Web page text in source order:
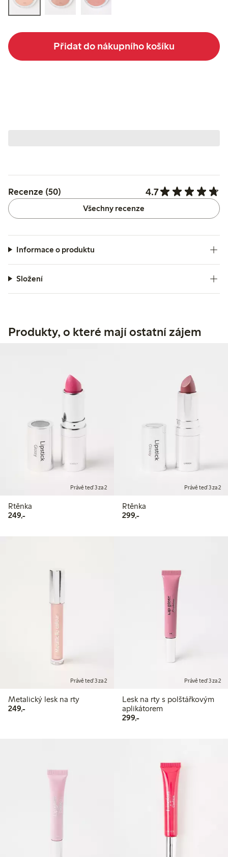
Přidat do nákupního košíku
Recenze (50) 4.7
Všechny recenze
Informace o produktu
Složení
Produkty, o které mají ostatní zájem
Právě teď 3 za 2
Rtěnka
249,-249,00 Kč
Právě teď 3 za 2
Rtěnka
299,-299,00 Kč
Právě teď 3 za 2
Metalický lesk na rty
249,-249,00 Kč
Právě teď 3 za 2
Lesk na rty s polštářkovým
aplikátorem
299,-299,00 Kč